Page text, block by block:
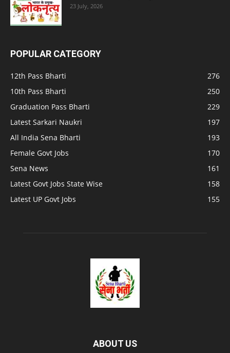
23 July, 2026
POPULAR CATEGORY
12th Pass Bharti
276
10th Pass Bharti
250
Graduation Pass Bharti
229
Latest Sarkari Naukri
197
All India Sena Bharti
193
Female Govt Jobs
170
Sena News
161
Latest Govt Jobs State Wise
158
Latest UP Govt Jobs
155
ABOUT US